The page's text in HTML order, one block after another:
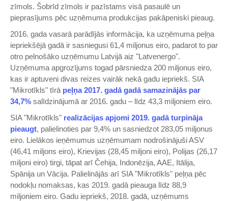
zīmols. Šobrīd zīmols ir pazīstams visā pasaulē un
pieprasījums pēc uzņēmuma produkcijas pakāpeniski pieaug.
2016. gada vasarā parādījās informācija, ka uzņēmuma peļņa
iepriekšējā gadā ir sasniegusi 61,4 miljonus eiro, padarot to par
otro pelnošāko uzņēmumu Latvijā aiz "Latvenergo".
Uzņēmuma apgrozījums togad pārsniedza 200 miljonus eiro,
kas ir aptuveni divas reizes vairāk nekā gadu iepriekš. SIA
"Mikrotīkls" tīrā peļņa 2017. gadā gadā samazinājās par
34,7% salīdzinājumā ar 2016. gadu – līdz 43,3 miljoniem eiro.
SIA "Mikrotīkls" realizācijas apjomi 2019. gadā turpināja
pieaugt, palielinoties par 9,4% un sasniedzot 283,05 miljonus
eiro. Lielākos ieņēmumus uzņēmumam nodrošinājuši ASV
(46,41 miljons eiro), Krievijas (28,45 miljoni eiro), Polijas (26,17
miljoni eiro) tirgi, tāpat arī Čehija, Indonēzija, AAE, Itālija,
Spānija un Vācija. Palielinājās arī SIA "Mikrotīkls" peļņa pēc
nodokļu nomaksas, kas 2019. gadā pieauga līdz 88,9
miljoniem eiro. Gadu iepriekš, 2018. gadā, uzņēmums